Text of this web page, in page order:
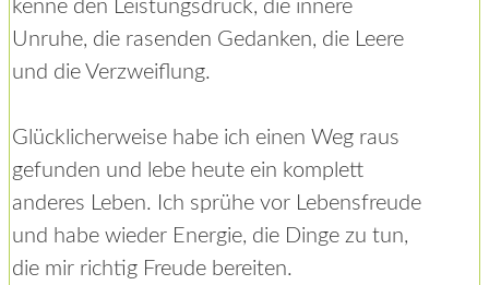
kenne den Leistungsdruck, die innere
Unruhe, die rasenden Gedanken, die Leere
und die Verzweiflung.
Glücklicherweise habe ich einen Weg raus
gefunden und lebe heute ein komplett
anderes Leben. Ich sprühe vor Lebensfreude
und habe wieder Energie, die Dinge zu tun,
die mir richtig Freude bereiten.